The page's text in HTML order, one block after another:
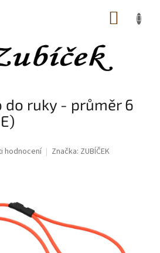
do ruky - průměr 6
hodnocení Značka: ZUBÍČEK